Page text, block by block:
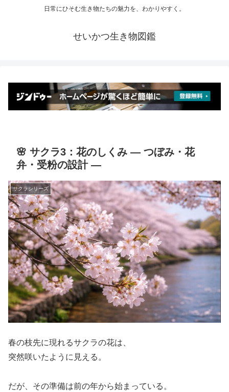
日常にひそむ生き物たちの魅力を、わかりやすく。
せいかつ生き物図鑑
🌸 サクラ3：花のしくみ ― つぼみ・花
弁・受粉の設計 ―
サクラシリーズ
春の枝先に現れるサクラの花は、
突然咲いたように見える。
だが、その準備は前の年から始まっている。